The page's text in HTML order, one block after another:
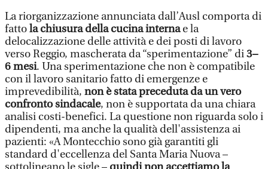
La riorganizzazione annunciata dall’Ausl comporta di
fattola chiusura della cucina internae la
delocalizzazione delle attività e dei posti di lavoro
verso Reggio, mascherata da “sperimentazione” di3–
6 mesi. Una sperimentazione che non è compatibile
con il lavoro sanitario fatto di emergenze e
imprevedibilità, non è stata preceduta da un vero
confronto sindacale, non è supportata da una chiara
analisi costi-benefici. La questione non riguarda solo i
dipendenti, ma anche la qualità dell'assistenza ai
pazienti: «A Montecchio sono già garantiti gli
standard d'eccellenza del Santa Maria Nuova –